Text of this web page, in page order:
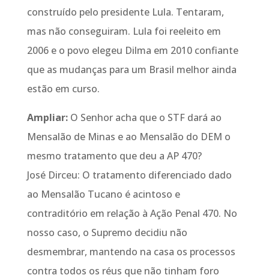
construído pelo presidente Lula. Tentaram,
mas não conseguiram. Lula foi reeleito em
2006 e o povo elegeu Dilma em 2010 confiante
que as mudanças para um Brasil melhor ainda
estão em curso.
Ampliar:O Senhor acha que o STF dará ao
Mensalão de Minas e ao Mensalão do DEM o
mesmo tratamento que deu a AP 470?
José Dirceu: O tratamento diferenciado dado
ao Mensalão Tucano é acintoso e
contraditório em relação à Ação Penal 470. No
nosso caso, o Supremo decidiu não
desmembrar, mantendo na casa os processos
contra todos os réus que não tinham foro